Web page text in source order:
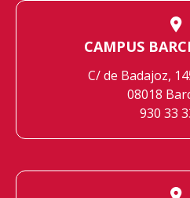
CAMPUS
C/ de Badajoz,
08018
930 33